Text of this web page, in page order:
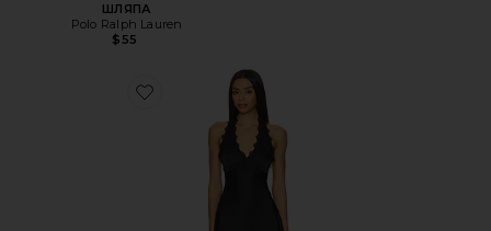
ШЛЯПА
Polo Ralph Lauren
$55
Favorite ПЛАТЬЕ STARS ALIGN